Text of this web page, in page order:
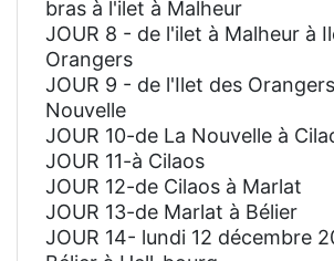
bras à l'ilet à Malheur
JOUR 8 - de l'ilet à Malheur à
Orangers
JOUR 9 - de l'Ilet des
Nouvelle
JOUR 10-de La Nouvelle à
JOUR 11-à Cilaos
JOUR 12-de Cilaos à Marlat
JOUR 13-de Marlat à Bélier
JOUR 14- lundi 12 décembre